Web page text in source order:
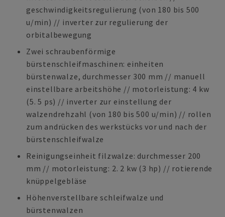
geschwindigkeitsregulierung (von 180 bis 500
u/min) // inverter zur regulierung der
orbitalbewegung
Zwei schraubenförmige
bürstenschleifmaschinen: einheiten
bürstenwalze, durchmesser 300 mm // manuell
einstellbare arbeitshöhe // motorleistung: 4 kw
(5. 5 ps) // inverter zur einstellung der
walzendrehzahl (von 180 bis 500 u/min) // rollen
zum andrücken des werkstücks vor und nach der
bürstenschleifwalze
Reinigungseinheit filzwalze: durchmesser 200
mm // motorleistung: 2. 2 kw (3 hp) // rotierende
knüppelgebläse
Höhenverstellbare schleifwalze und
bürstenwalzen